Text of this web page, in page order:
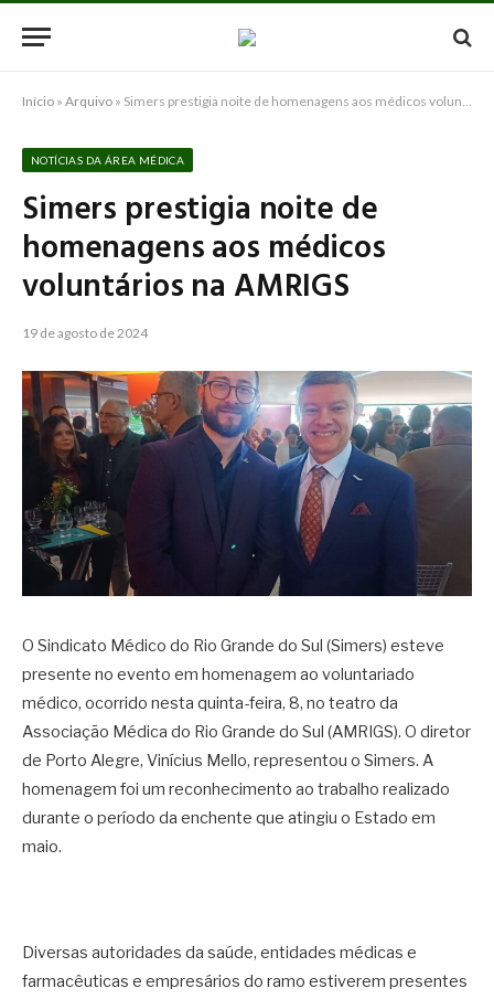
Início » Arquivo » Simers prestigia noite de homenagens aos médicos voluntários na AMRIGS
NOTÍCIAS DA ÁREA MÉDICA
Simers prestigia noite de
homenagens aos médicos
voluntários na AMRIGS
19 de agosto de 2024
O Sindicato Médico do Rio Grande do Sul (Simers) esteve
presente no evento em homenagem ao voluntariado
médico, ocorrido nesta quinta-feira, 8, no teatro da
Associação Médica do Rio Grande do Sul (AMRIGS). O diretor
de Porto Alegre, Vinícius Mello, representou o Simers. A
homenagem foi um reconhecimento ao trabalho realizado
durante o período da enchente que atingiu o Estado em
maio.
Diversas autoridades da saúde, entidades médicas e
farmacêuticas e empresários do ramo estiverem presentes